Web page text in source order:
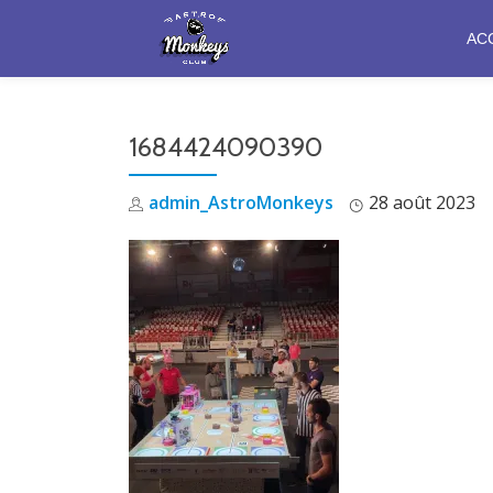
1684424090390
admin_AstroMonkeys 28 août 2023